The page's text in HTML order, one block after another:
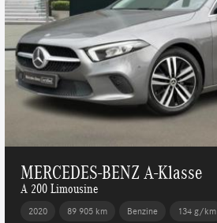
MERCEDES-BENZ A-Klasse
A 200 Limousine
2020 89 905 km Benzine 134 g/km